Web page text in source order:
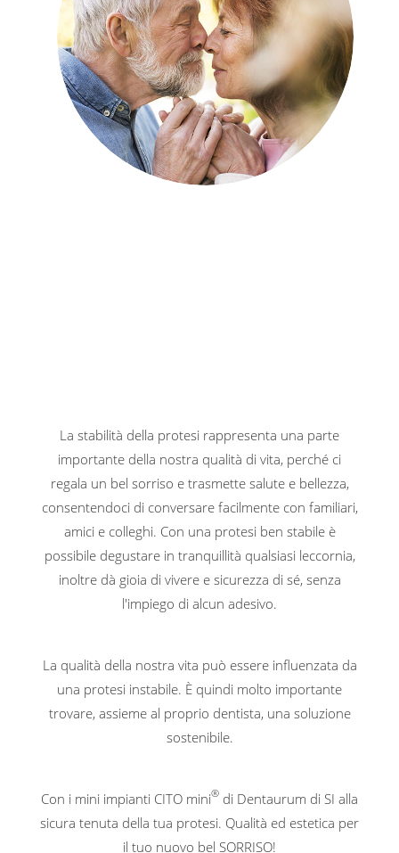
La stabilità della protesi rappresenta una parte
importante della nostra qualità di vita, perché ci
regala un bel sorriso e trasmette salute e bellezza,
consentendoci di conversare facilmente con familiari,
amici e colleghi. Con una protesi ben stabile è
possibile degustare in tranquillità qualsiasi leccornia,
inoltre dà gioia di vivere e sicurezza di sé, senza
l'impiego di alcun adesivo.
La qualità della nostra vita può essere influenzata da
una protesi instabile. È quindi molto importante
trovare, assieme al proprio dentista, una soluzione
sostenibile.
Con i mini impianti CITO mini® di Dentaurum di SI alla
sicura tenuta della tua protesi. Qualità ed estetica per
il tuo nuovo bel SORRISO!